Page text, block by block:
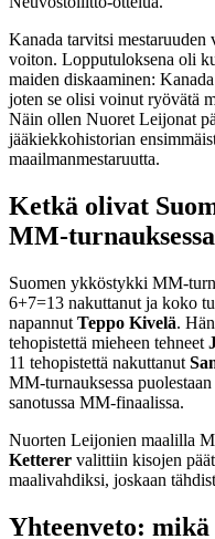
Kanada tarvitsi mestaruuden
voiton. Lopputuloksena oli
maiden diskaaminen:
joten se olisi voinut ryövätä
Näin ollen Nuoret Leijonat
jääkiekkohistorian
maailmanmestaruutta.
Ketkä olivat
MM-
Suomen ykköstykki MM-
6+7=13 nakuttanut ja koko
napannut Teppo Kivelä.
tehopistettä mieheen tehneet
11 tehopistettä nakuttanut
MM-turnauksessa
sanotussa MM-finaalissa.
Nuorten Leijonien maalilla
Ketterer valittiin kisojen
maalivahdiksi, joskaan
Yhteenveto: